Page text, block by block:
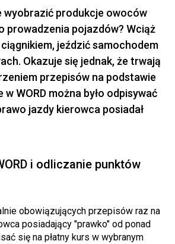
wyobrazić produkcje owoców
prowadzenia pojazdów? Wciąż
jeździć samochodem
Okazuje się jednak, że trwają
przepisów na podstawie
WORD można było odpisywać
jazdy kierowca posiadał
i odliczanie punktów
obowiązujących przepisów raz na
posiadający "prawko" od ponad
się na płatny kurs w wybranym